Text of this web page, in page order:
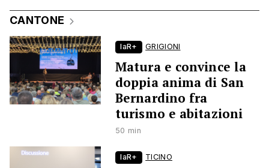
CANTONE
laR+ GRIGIONI
Matura e convince la
doppia anima di San
Bernardino fra
turismo e abitazioni
50 min
laR+ TICINO